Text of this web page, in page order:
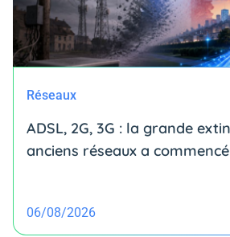
Réseaux
ADSL, 2G, 3G : la grande
anciens réseaux a commencé
06/08/2026